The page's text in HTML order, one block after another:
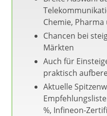
Chemie,
Chancen bei
Märkten
Auch für
praktisch
Aktuelle
%, Infineon-